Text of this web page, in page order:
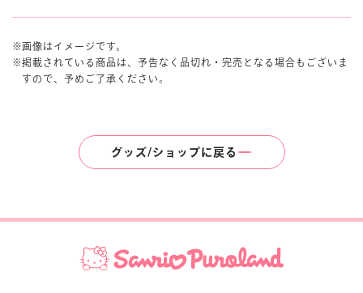
画像はイメージです。
掲載されている商品は、予告なく品切れ・完売となる場合もございま
すので、予めご了承ください。
グッズ/ショップに戻る